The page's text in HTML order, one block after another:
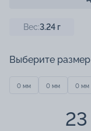
Вес:3.24г
Выберите размер
0 мм 0 мм 0 мм
23